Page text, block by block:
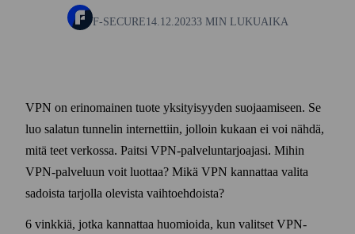
F-SECURE14.12.20233 MIN LUKUAIKA
VPN on erinomainen tuote yksityisyyden suojaamiseen. Se
luo salatun tunnelin internettiin, jolloin kukaan ei voi nähdä,
mitä teet verkossa. Paitsi VPN-palvelun­tarjoajasi. Mihin
VPN-palveluun voit luottaa? Mikä VPN kannattaa valita
sadoista tarjolla olevista vaihto­ehdoista?
6 vinkkiä, jotka kannattaa huomioida, kun valitset VPN-